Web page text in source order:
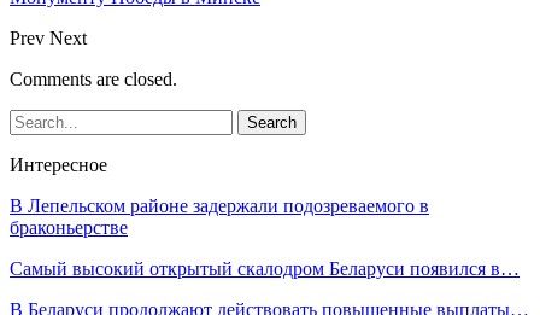
Prev Next
Comments are closed.
Интересное
В Лепельском районе задержали подозреваемого в
браконьерстве
Самый высокий открытый скалодром Беларуси появился в…
В Беларуси продолжают действовать повышенные выплаты…